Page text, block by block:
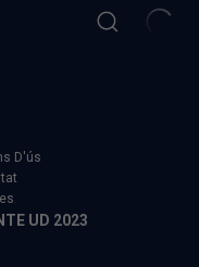
D'ús
UD 2023